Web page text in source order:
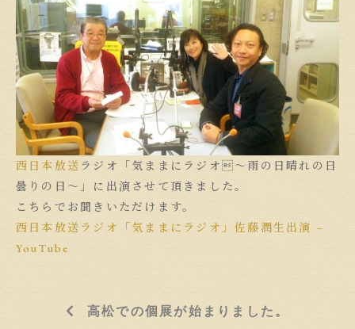
西日本放送 ラジオ「気ままにラジオ〜雨の日晴れの日
曇りの日〜」に出演させて頂きました。
こちらでお聞きいただけます。
西日本放送ラジオ「気ままにラジオ」佐藤潤生出演 –
YouTube
高松での個展が始まりました。